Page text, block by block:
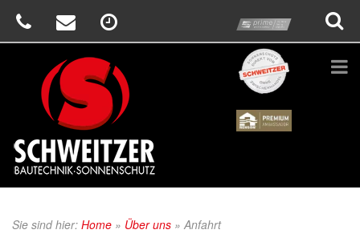
Sie sind hier: Home » Über uns »Anfahrt
Schweitzer